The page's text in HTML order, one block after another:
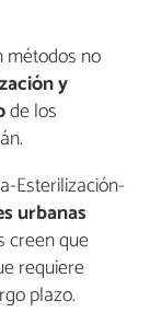
métodos no
y
de los
Esterilización-
urbanas
creen que
requiere
plazo.